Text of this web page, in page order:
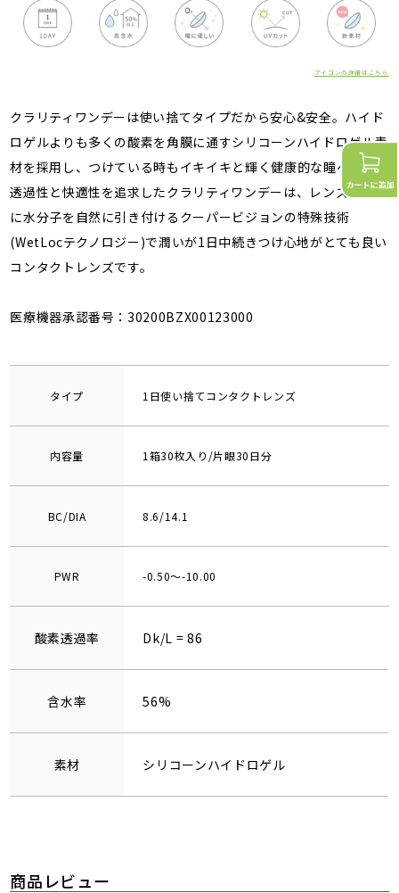
アイコンの詳細はこちら
クラリティワンデーは使い捨てタイプだから安心&安全。ハイド
ロゲルよりも多くの酸素を角膜に通すシリコーンハイドロゲル素
材を採用し、つけている時もイキイキと輝く健康的な瞳へ。酸素
透過性と快適性を追求したクラリティワンデーは、レンズの表面
に水分子を自然に引き付けるクーパービジョンの特殊技術
(WetLocテクノロジー)で潤いが1日中続きつけ心地がとても良い
コンタクトレンズです。
医療機器承認番号：30200BZX00123000
タイプ 1日使い捨てコンタクトレンズ
内容量 1箱30枚入り/片眼30日分
BC/DIA 8.6/14.1
PWR -0.50～-10.00
酸素透過率 Dk/L = 86
含水率 56%
素材 シリコーンハイドロゲル
商品レビュー